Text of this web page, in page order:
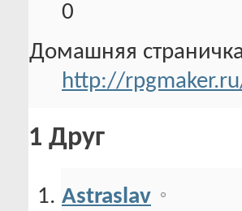
0
Домашняя страничка
http://
1 Друг
Astraslav